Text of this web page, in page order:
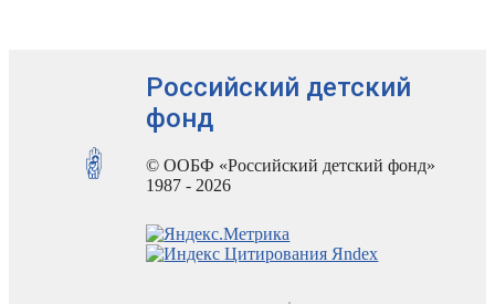
Российский детский
фонд
© ООБФ «Российский детский фонд»
1987 - 2026